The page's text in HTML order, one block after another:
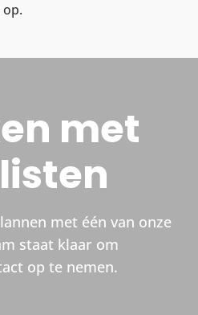
met
met één van onze
staat klaar om
op te nemen.